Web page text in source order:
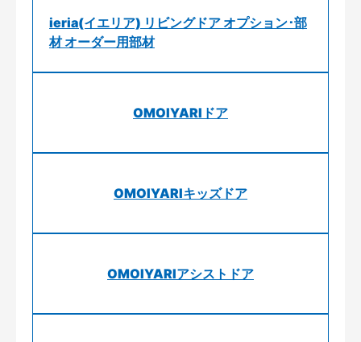
ieria(イエリア) リビングドア オプション･部
材 オーダー用部材
OMOIYARIドア
OMOIYARIキッズドア
OMOIYARIアシストドア